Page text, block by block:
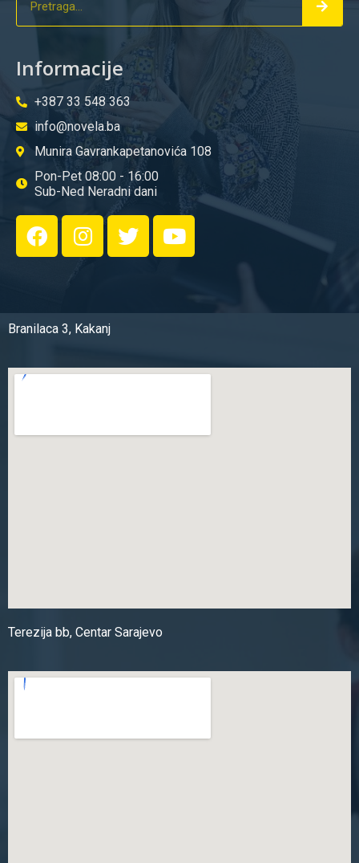
Informacije
+387 33 548 363
info@novela.ba
Munira Gavrankapetanovića 108
Pon-Pet 08:00 - 16:00
Sub-Ned Neradni dani
Branilaca 3, Kakanj
Terezija bb, Centar Sarajevo